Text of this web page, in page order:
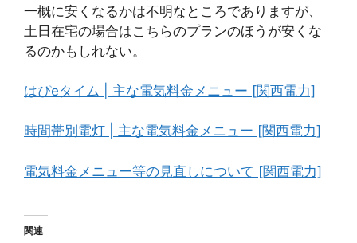
一概に安くなるかは不明なところでありますが、
土日在宅の場合はこちらのプランのほうが安くな
るのかもしれない。
はぴeタイム | 主な電気料金メニュー [関西電力]
時間帯別電灯 | 主な電気料金メニュー [関西電力]
電気料金メニュー等の見直しについて [関西電力]
関連